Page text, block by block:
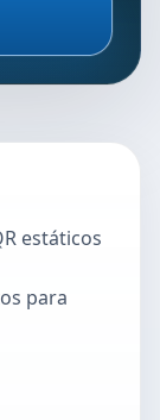
estáticos
para